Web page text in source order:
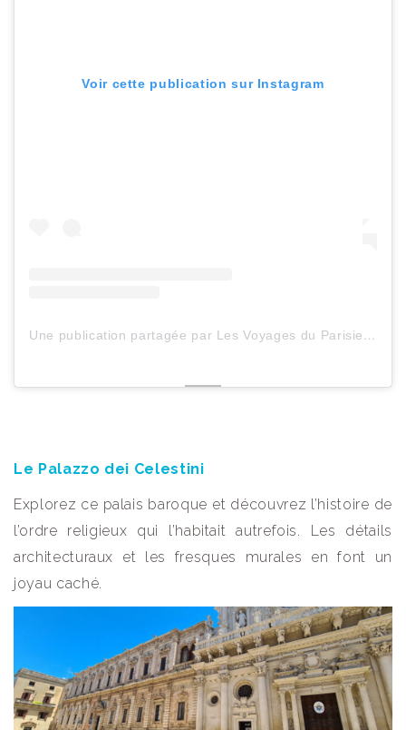
Voir cette publication sur Instagram
Une publication partagée par Les Voyages du ParisienHeureux (@lesvoyagesduparisienheureux)
Le Palazzo dei Celestini
Explorez ce palais baroque et découvrez l’histoire de
l’ordre religieux qui l’habitait autrefois. Les détails
architecturaux et les fresques murales en font un
joyau caché.